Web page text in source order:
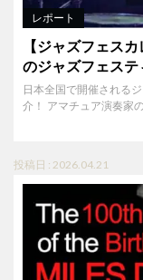
レポート
【ジャズフェス
のジャズフェステ
日本全国で開催される
介！ アマチュア演奏家
投稿日 : 2026.04.21